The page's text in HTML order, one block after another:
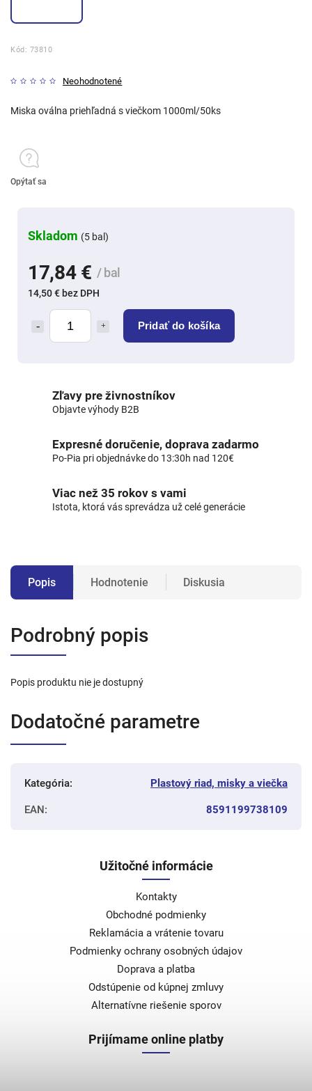
Kód: 73810
Neohodnotené
17,84 € / bal
14,50 € bez DPH
Pridať do košíka
Skladom (5 bal)
Miska oválna priehľadná s viečkom 1000ml/50ks
Opýtať sa
Zľavy pre živnostníkov
Objavte výhody B2B
Expresné doručenie, doprava zadarmo
Po-Pia pri objednávke do 13:30h nad 120€
Viac než 35 rokov s vami
Istota, ktorá vás sprevádza už celé generácie
Popis Hodnotenie Diskusia
Podrobný popis
Popis produktu nie je dostupný
Dodatočné parametre
Kategória: Plastový riad, misky a viečka
EAN: 8591199738109
Užitočné informácie
Kontakty
Obchodné podmienky
Reklamácia a vrátenie tovaru
Podmienky ochrany osobných údajov
Doprava a platba
Odstúpenie od kúpnej zmluvy
Alternatívne riešenie sporov
Prijímame online platby